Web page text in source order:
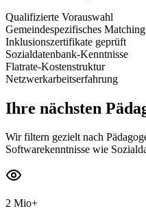
Qualifizierte Vorauswahl
Gemeindespezifisches Matching
Inklusionszertifikate geprüft
Sozialdatenbank-Kenntnisse
Flatrate-Kostenstruktur
Netzwerkarbeitserfahrung
Ihre nächsten
Wir filtern gezielt nach
Softwarekenntnisse wie
2 Mio+